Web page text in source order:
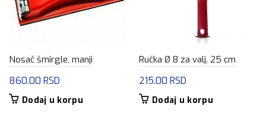
Nosač šmirgle, manji
860.00 RSD
Dodaj u korpu
Ručka Ø 8 za valj. 25 cm
215.00 RSD
Dodaj u korpu